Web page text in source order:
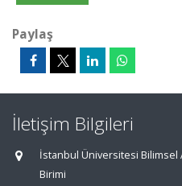
Paylaş
İletişim Bilgileri
İstanbul Üniversitesi Bilimsel
Birimi